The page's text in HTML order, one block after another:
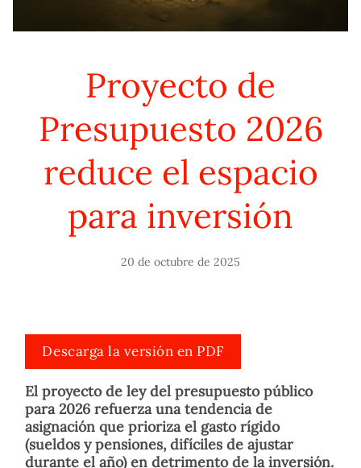
Proyecto de
Presupuesto 2026
reduce el espacio
para inversión
20 de octubre de 2025
Descarga la versión en PDF
El proyecto de ley del presupuesto público
para 2026 refuerza una tendencia de
asignación que prioriza el gasto rígido
(sueldos y pensiones, difíciles de ajustar
durante el año) en detrimento de la inversión.